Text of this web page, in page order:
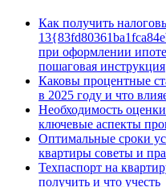
Как получить
при оформлении
пошаговая инструкция
Каковы процентные
в 2025 году и что
Необходимость
ключевые аспекты
Оптимальные сроки
квартиры советы и
Техпаспорт на
получить и что учесть